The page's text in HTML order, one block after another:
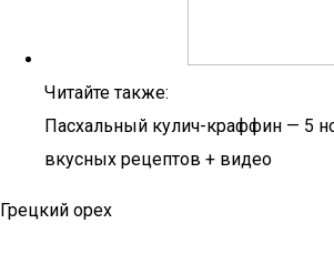
Читайте также:
Пасхальный кулич-краффин — 5
вкусных рецептов + видео
Грецкий орех